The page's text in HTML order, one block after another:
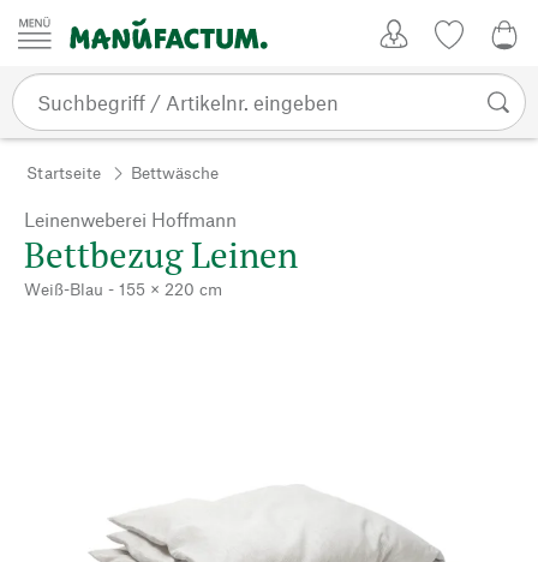
Zum Inhalt springen
Startseite Bettwäsche
Leinenweberei Hoffmann
Bettbezug Leinen
Weiß-Blau - 155 × 220 cm